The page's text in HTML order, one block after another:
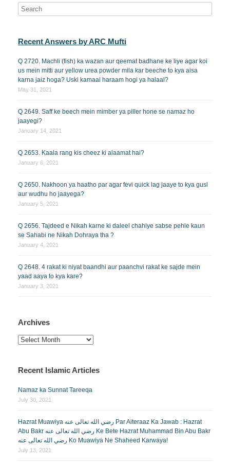
Recent Answers by ARC Mufti
Q 2720. Machli (fish) ka wazan aur qeemat badhane ke liye agar koi
us mein mitti aur yellow urea powder mila kar beeche to kya aisa
karna jaiz hoga? Uski kamaai haraam hogi ya halaal?
May 31, 2021
Q 2649. Saff ke beech mein mimber ya piller hone se namaz ho
jaayegi?
January 14, 2021
Q 2653. Kaala rang kis cheez ki alaamat hai?
January 6, 2021
Q 2650. Nakhoon ya haatho par agar fevi quick lag jaaye to kya gusl
aur wudhu ho jaayega?
January 5, 2021
Q 2656. Tajdeed e Nikah karne ki daleel chahiye sabse pehle kaun
se Sahabi ne Nikah Dohraya tha ?
January 4, 2021
Q 2648. 4 rakat ki niyat baandhi aur paanchvi rakat ke sajde mein
yaad aaya to kya kare?
January 3, 2021
Archives
Archives
Recent Islamic Articles
Namaz ka Sunnat Tareeqa
July 30, 2021
Hazrat Muawiya رضي الله تعالى عنه Par Aiteraaz Ka Jawab : Hazrat
Abu Bakr رضي الله تعالى عنه Ke Bete Hazrat Muhammad Bin Abu Bakr
رضي الله تعالى عنه Ko Muawiya Ne Shaheed Karwaya!
July 13, 2021